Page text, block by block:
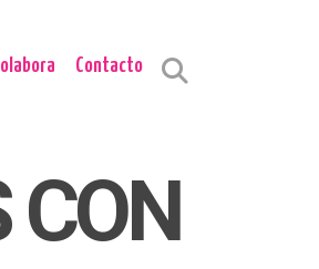
Contacto
CON